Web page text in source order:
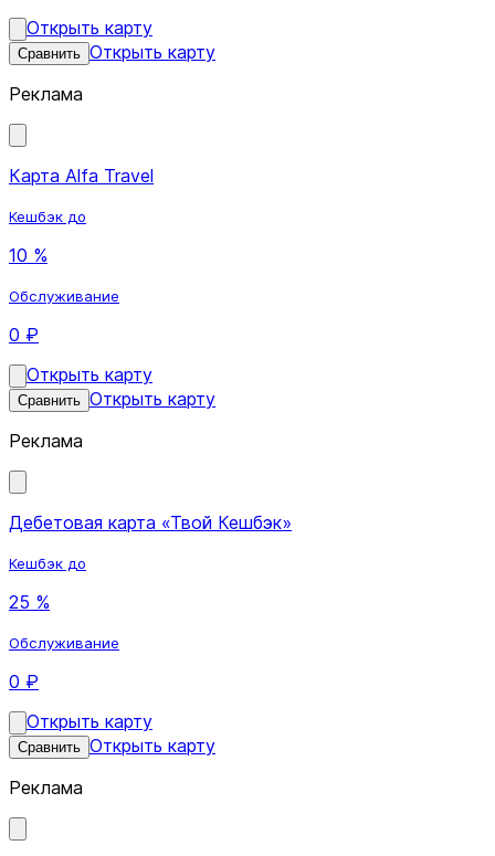
Открыть карту
Сравнить Открыть карту
Реклама
Карта Alfa Travel
Кешбэк до
10 %
Обслуживание
0 ₽
Открыть карту
Сравнить Открыть карту
Реклама
Дебетовая карта «Твой Кешбэк»
Кешбэк до
25 %
Обслуживание
0 ₽
Открыть карту
Сравнить Открыть карту
Реклама